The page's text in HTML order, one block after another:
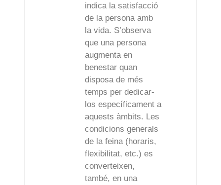
indica la satisfacció
de la persona amb
la vida. S’observa
que una persona
augmenta en
benestar quan
disposa de més
temps per dedicar-
los específicament a
aquests àmbits. Les
condicions generals
de la feina (horaris,
flexibilitat, etc.) es
converteixen,
també, en una